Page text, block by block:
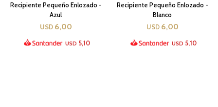
Recipiente Pequeño Enlozado -
Azul
USD 6,00
USD 5,10
Recipiente Pequeño Enlozado -
Blanco
USD 6,00
USD 5,10